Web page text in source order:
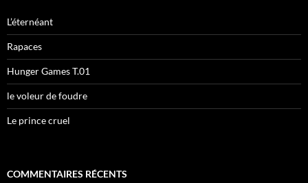
h
e
r
:
L’éternéant
Rapaces
Hunger Games T.01
le voleur de foudre
Le prince cruel
COMMENTAIRES RÉCENTS